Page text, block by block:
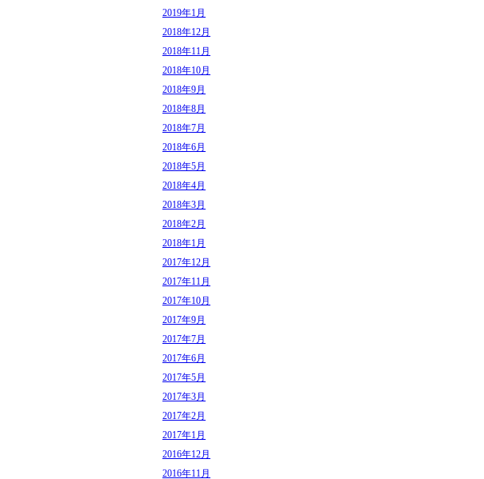
2019年1月
2018年12月
2018年11月
2018年10月
2018年9月
2018年8月
2018年7月
2018年6月
2018年5月
2018年4月
2018年3月
2018年2月
2018年1月
2017年12月
2017年11月
2017年10月
2017年9月
2017年7月
2017年6月
2017年5月
2017年3月
2017年2月
2017年1月
2016年12月
2016年11月